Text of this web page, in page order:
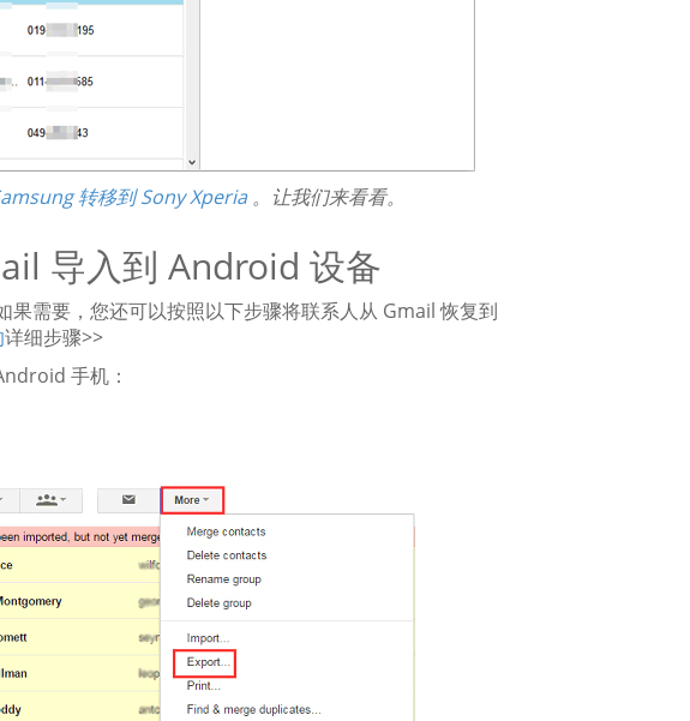
转移到 Sony Xperia。让我们来看看。
导入到 Android 设备
需要，您还可以按照以下步骤将联系人从 Gmail 恢复到
详细步骤>>
手机：